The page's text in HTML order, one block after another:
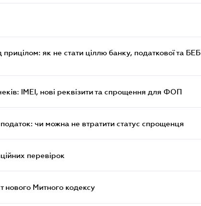
прицілом: як не стати ціллю банку, податкової та БЕБ
IMEI, нові реквізити та спрощення для ФОП
податок: чи можна не втратити статус спрощенця
перевірок
нового Митного кодексу